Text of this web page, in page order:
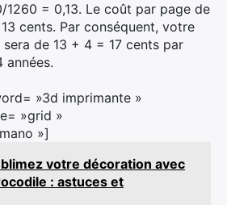
1260 = 0,13. Le coût par page de
cents. Par conséquent, votre
de 13 + 4 = 17 cents par
années.
»3d imprimante »
»grid »
»]
votre décoration avec
: astuces et